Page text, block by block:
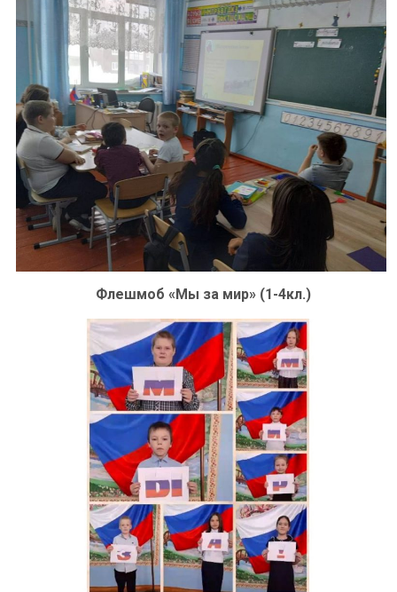
Флешмоб «Мы за мир» (1-4кл.)